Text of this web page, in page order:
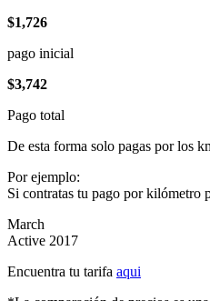
$1,726
pago inicial
$3,742
Pago total
De esta forma solo pagas por los
Por ejemplo:
Si contratas tu pago por kilómetro
March
Active 2017
Encuentra tu tarifa aqui